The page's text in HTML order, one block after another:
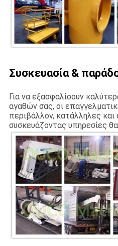
Συσκευασία &
Για να εξασφαλίσουν
αγαθών σας, οι
περιβάλλον, κατάλληλες και
συσκευάζοντας υπηρεσίες